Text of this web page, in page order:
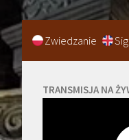
Zwiedzanie
TRANSMISJA NA